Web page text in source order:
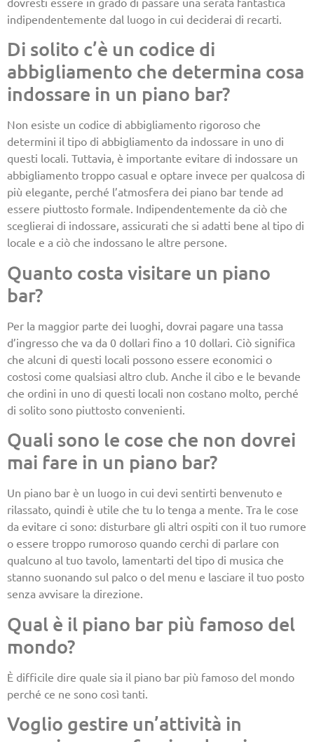
indipendentemente dal luogo in cui deciderai di recarti.
Di solito c’è un codice di
abbigliamento che determina cosa
indossare in un piano bar?
Non esiste un codice di abbigliamento rigoroso che
determini il tipo di abbigliamento da indossare in uno di
questi locali. Tuttavia, è importante evitare di indossare un
abbigliamento troppo casual e optare invece per qualcosa di
più elegante, perché l’atmosfera dei piano bar tende ad
essere piuttosto formale. Indipendentemente da ciò che
sceglierai di indossare, assicurati che si adatti bene al tipo di
locale e a ciò che indossano le altre persone.
Quanto costa visitare un piano
bar?
Per la maggior parte dei luoghi, dovrai pagare una tassa
d’ingresso che va da 0 dollari fino a 10 dollari. Ciò significa
che alcuni di questi locali possono essere economici o
costosi come qualsiasi altro club. Anche il cibo e le bevande
che ordini in uno di questi locali non costano molto, perché
di solito sono piuttosto convenienti.
Quali sono le cose che non dovrei
mai fare in un piano bar?
Un piano bar è un luogo in cui devi sentirti benvenuto e
rilassato, quindi è utile che tu lo tenga a mente. Tra le cose
da evitare ci sono: disturbare gli altri ospiti con il tuo rumore
o essere troppo rumoroso quando cerchi di parlare con
qualcuno al tuo tavolo, lamentarti del tipo di musica che
stanno suonando sul palco o del menu e lasciare il tuo posto
senza avvisare la direzione.
Qual è il piano bar più famoso del
mondo?
È difficile dire quale sia il piano bar più famoso del mondo
perché ce ne sono così tanti.
Voglio gestire un’attività in